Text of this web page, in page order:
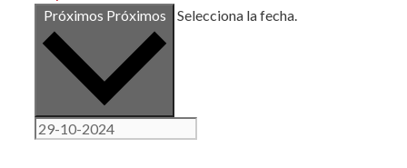
Próximos Próximos Selecciona la fecha.